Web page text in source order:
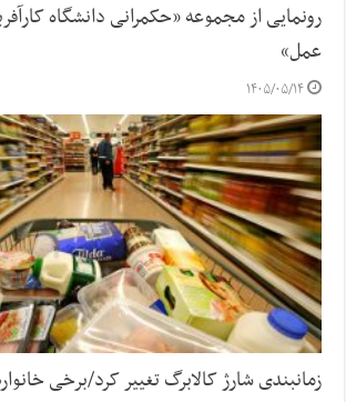
رونمایی از مجموعه «حکمرانی دانشگاه
عمل»
۱۴۰۵/۰۵/۱۴
زمانبندی شارژ کالابرگ تغییر کرد/برخی